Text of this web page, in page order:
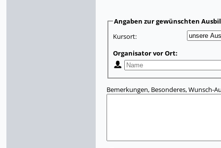
Angaben zur gewünschten
Kursort:
Organisator vor Ort:
Bemerkungen, Besonderes, Wunsch-